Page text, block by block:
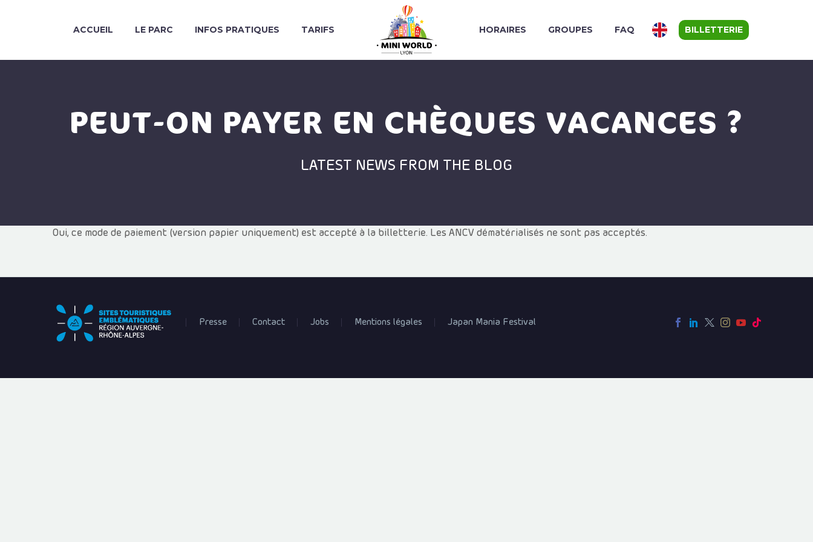
ACCUEIL LE PARC INFOS PRATIQUES TARIFS HORAIRES GROUPES FAQ BILLETTERIE
PEUT-ON PAYER EN CHÈQUES VACANCES ?
LATEST NEWS FROM THE BLOG
Oui, ce mode de paiement (version papier uniquement) est accepté à la billetterie. Les ANCV dématérialisés ne sont pas acceptés.
Presse Contact Jobs Mentions légales Japan Mania Festival